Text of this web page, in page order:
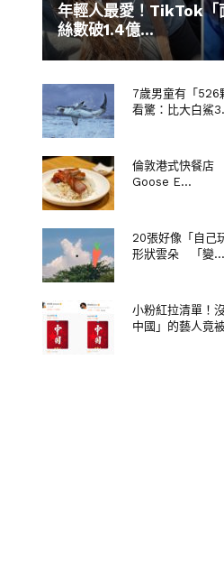
年輕人最愛！TikTok「
絲數破1.4億...
7歲男童有「526
看驚：比大白鯊
倫敦港式快餐
Goose E...
20張好像「自己
形狀雲朵 「變...
小粉紅拉清單！
中國」的藝人竟